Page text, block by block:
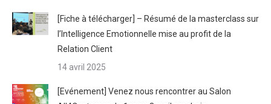
[Fiche à télécharger] – Résumé de la masterclass sur
l’Intelligence Emotionnelle mise au profit de la
Relation Client
14 avril 2025
[Evénement] Venez nous rencontrer au Salon